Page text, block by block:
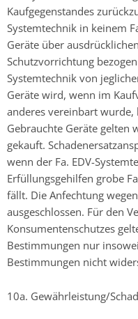
Kaufgegenstandes
Systemtechnik in keinem
Geräte über
Schutzvorrichtung
Systemtechnik von
Geräte wird, wenn im
anderes vereinbart wurde,
Gebrauchte Geräte gelten
gekauft.
wenn der Fa. EDV-
Erfüllungsgehilfen grobe
fällt. Die Anfechtung
ausgeschlossen. Für den
Konsumentenschutzes
Bestimmungen nur
Bestimmungen nicht
10a. Gewährleistung/